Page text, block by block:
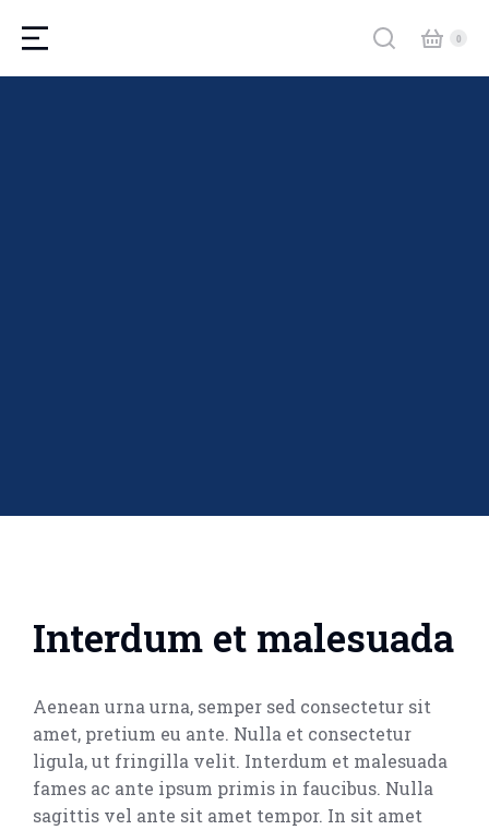
Interdum et malesuada
Aenean urna urna, semper sed consectetur sit
amet, pretium eu ante. Nulla et consectetur
ligula, ut fringilla velit. Interdum et malesuada
fames ac ante ipsum primis in faucibus. Nulla
sagittis vel ante sit amet tempor. In sit amet